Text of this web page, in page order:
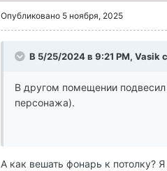
Опубликовано 5 ноября, 2025
В 5/25/2024 в 9:21 PM, Vasik
В другом помещении
персонажа).
А как вешать фонарь к